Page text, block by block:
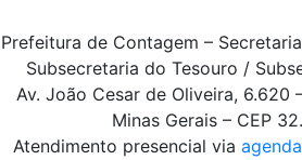
Prefeitura de Contagem –
Subsecretaria do Tesouro /
Av. João Cesar de Oliveira, 6.620
Minas Gerais – CEP
Atendimento presencial via